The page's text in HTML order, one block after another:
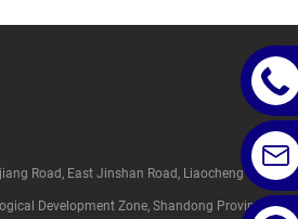
Road, East Jinshan Road, Liaocheng
Development Zone, Shandong Province